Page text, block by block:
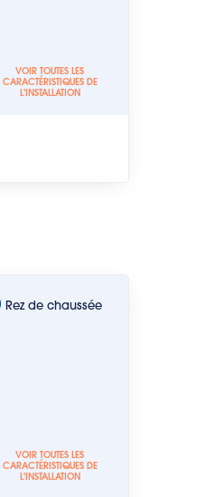
VOIR TOUTES LES
CARACTÉRISTIQUES DE
L'INSTALLATION
Rez de chaussée
VOIR TOUTES LES
CARACTÉRISTIQUES DE
L'INSTALLATION